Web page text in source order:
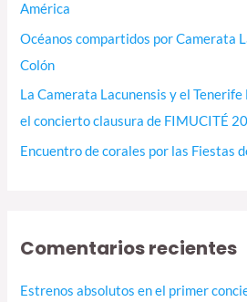
América
Océanos compartidos por Camerata
Colón
La Camerata Lacunensis y el
el concierto clausura de FIMUCITÉ 20
Encuentro de corales por las Fiestas
Comentarios recientes
Estrenos absolutos en el primer